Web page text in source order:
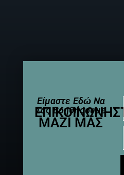
Είμαστε Εδώ Να
Σας Βοηθήσουμε
ΜΑΖΊ ΜΑΣ